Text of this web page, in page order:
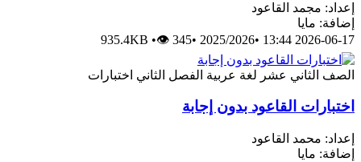
إعداد: مجمد القاعود
إضافة: مايا
2026-06-17 13:44
•
2025/2026
•
935.4KB •👁 345
الصف الثاني عشر لغة عربية الفصل الثاني اختبارات
اختبارات القاعود بدون إجابة
إعداد: محمد القاعود
إضافة: مايا